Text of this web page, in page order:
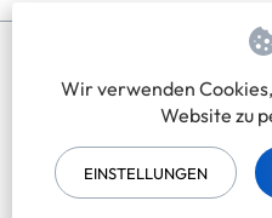
Impressum
Wir verwenden
Website zu
EINSTELLUNGEN